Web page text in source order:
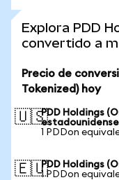
Explora PDD
convertido a
Precio de
Tokenized) hoy
🇺🇸PDD Holdings
estadounidense
1 PDDon
🇪🇺PDD Holdings
1 PDDon